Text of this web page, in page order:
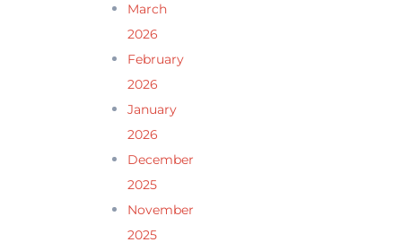
March
2026
February
2026
January
2026
December
2025
November
2025